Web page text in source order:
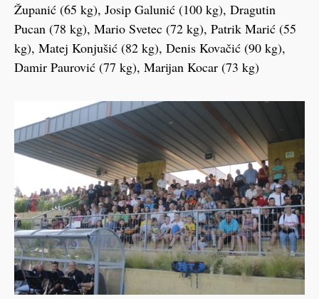
Županić (65 kg), Josip Galunić (100 kg), Dragutin
Pucan (78 kg), Mario Svetec (72 kg), Patrik Marić (55
kg), Matej Konjušić (82 kg), Denis Kovačić (90 kg),
Damir Paurović (77 kg), Marijan Kocar (73 kg)